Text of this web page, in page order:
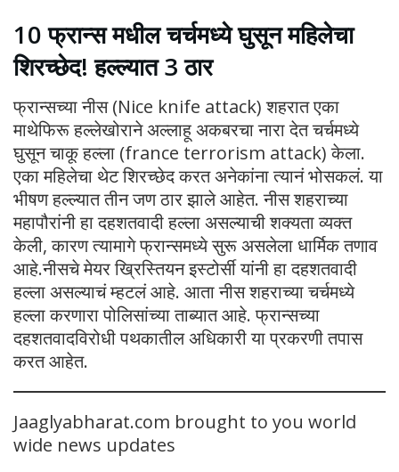
10 फ्रान्स मधील चर्चमध्ये घुसून महिलेचा
शिरच्छेद! हल्ल्यात 3 ठार
फ्रान्सच्या नीस (Nice knife attack) शहरात एका
माथेफिरू हल्लेखोराने अल्लाहू अकबरचा नारा देत चर्चमध्ये
घुसून चाकू हल्ला (france terrorism attack) केला.
एका महिलेचा थेट शिरच्छेद करत अनेकांना त्यानं भोसकलं. या
भीषण हल्ल्यात तीन जण ठार झाले आहेत. नीस शहराच्या
महापौरांनी हा दहशतवादी हल्ला असल्याची शक्यता व्यक्त
केली, कारण त्यामागे फ्रान्समध्ये सुरू असलेला धार्मिक तणाव
आहे.नीसचे मेयर ख्रिस्तियन इस्टोर्सी यांनी हा दहशतवादी
हल्ला असल्याचं म्हटलं आहे. आता नीस शहराच्या चर्चमध्ये
हल्ला करणारा पोलिसांच्या ताब्यात आहे. फ्रान्सच्या
दहशतवादविरोधी पथकातील अधिकारी या प्रकरणी तपास
करत आहेत.
Jaaglyabharat.com brought to you world
wide news updates